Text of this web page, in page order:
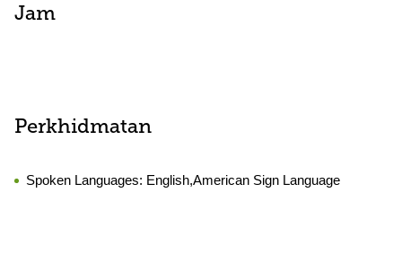
Jam
Perkhidmatan
Spoken Languages: English,American Sign Language